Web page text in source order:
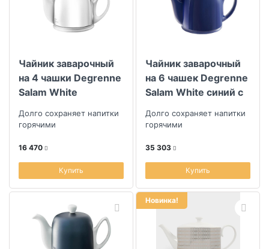
Чайник заварочный
на 4 чашки Degrenne
Salam White
Долго сохраняет напитки
горячими
16 470
Купить
Чайник заварочный
на 6 чашек Degrenne
Salam White синий с
Долго сохраняет напитки
горячими
35 303
Купить
Новинка!